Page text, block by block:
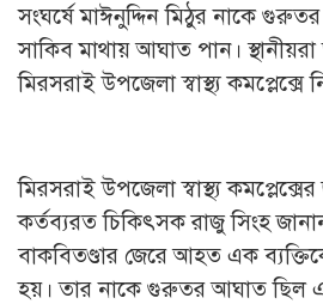
সংঘর্ষে মাঈনুদ্দিন মিঠুর নাকে
সাকিব মাথায় আঘাত পান।
মিরসরাই উপজেলা স্বাস্থ্য কমপ্লেক্সে
মিরসরাই উপজেলা স্বাস্থ্য
কর্তব্যরত চিকিৎসক রাজু সিংহ
বাকবিতণ্ডার জেরে আহত এক
হয়। তার নাকে গুরুতর আঘাত ছিল